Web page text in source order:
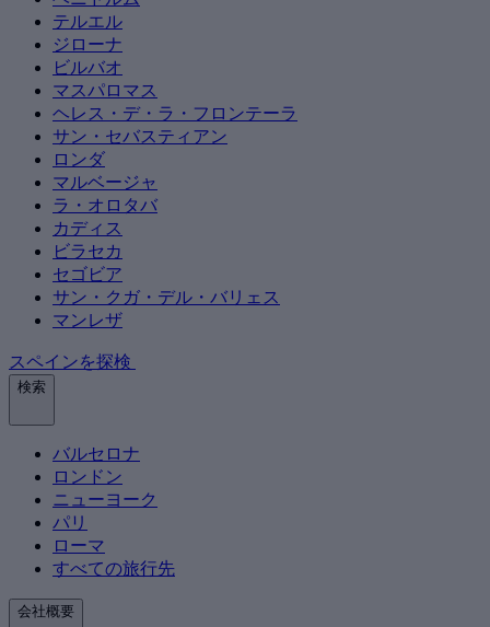
テルエル
ジローナ
ビルバオ
マスパロマス
ヘレス・デ・ラ・フロンテーラ
サン・セバスティアン
ロンダ
マルベージャ
ラ・オロタバ
カディス
ビラセカ
セゴビア
サン・クガ・デル・バリェス
マンレザ
スペインを探検
検索
バルセロナ
ロンドン
ニューヨーク
パリ
ローマ
すべての旅行先
会社概要